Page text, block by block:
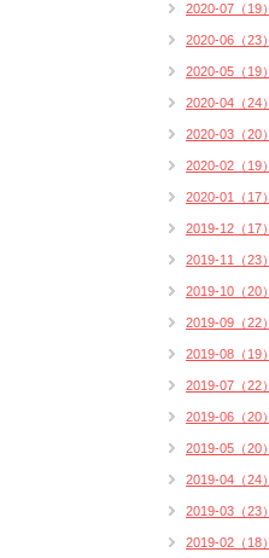
2020-07（19）
2020-06（23）
2020-05（19）
2020-04（24）
2020-03（20）
2020-02（19）
2020-01（17）
2019-12（17）
2019-11（23）
2019-10（20）
2019-09（22）
2019-08（19）
2019-07（22）
2019-06（20）
2019-05（20）
2019-04（24）
2019-03（23）
2019-02（18）